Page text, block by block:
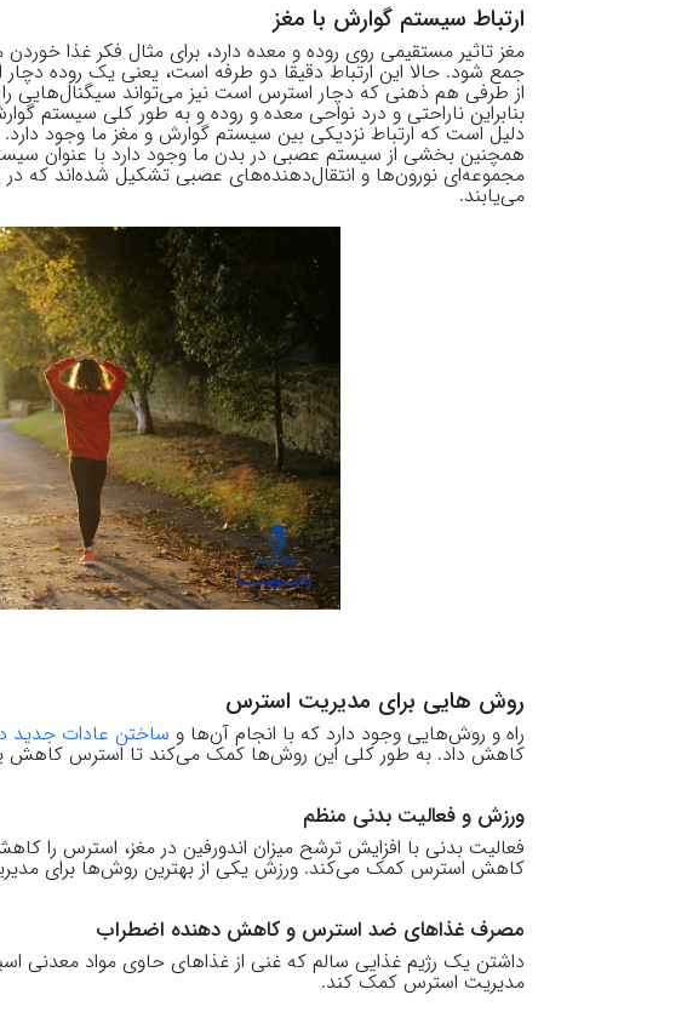
ارتباط سیستم گوارش با مغز
مغز تاثیر مستقیمی روی روده و معده دارد، برای مثال فکر غذا
جمع شود. حالا این ارتباط دقیقا دو طرفه است، یعنی یک روده
از طرفی هم ذهنی که دچار استرس است نیز می‌تواند سیگنال‌هایی را
بنابراین ناراحتی و درد نواحی معده و روده و به طور کلی سیستم
دلیل است که ارتباط نزدیکی بین سیستم گوارش و مغز ما وجود دارد.
همچنین بخشی از سیستم عصبی در بدن ما وجود دارد با عنوان
مجموعه‌ای نورون‌ها و انتقال‌دهنده‌های عصبی تشکیل شده‌اند که در
می‌یابند.
روش هایی برای مدیریت استرس
راه و روش‌هایی وجود دارد که با انجام آن‌ها و ساختن عادات جدید
کاهش داد. به طور کلی این روش‌ها کمک می‌کند تا استرس کاهش
ورزش و فعالیت بدنی منظم
فعالیت بدنی با افزایش ترشح میزان اندورفین در مغز، استرس را
کاهش استرس کمک می‌کند. ورزش یکی از بهترین روش‌ها برای
مصرف غذاهای ضد استرس و کاهش دهنده اضطراب
مدیریت استرس کمک کند.